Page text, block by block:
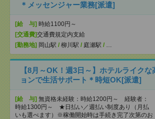
＊メッセンジャー業務[派遣]
[給 与] 時給1100円～
[交通費]交通費規定内支給
[勤務地] 岡山駅 / 柳川駅 / 庭瀬駅 / …
【8月～OK！週3日～】ホテルライク
ョンで生活サポート＊時短OK[派遣]
[給 与] 無資格未経験：時給1200円～ 経験者：
時給1300円～ ★日払い／週払い制度あり（月払
いも選べます）※稼働開始時は手続き完了次第のお